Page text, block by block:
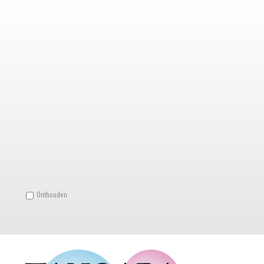
Onthouden